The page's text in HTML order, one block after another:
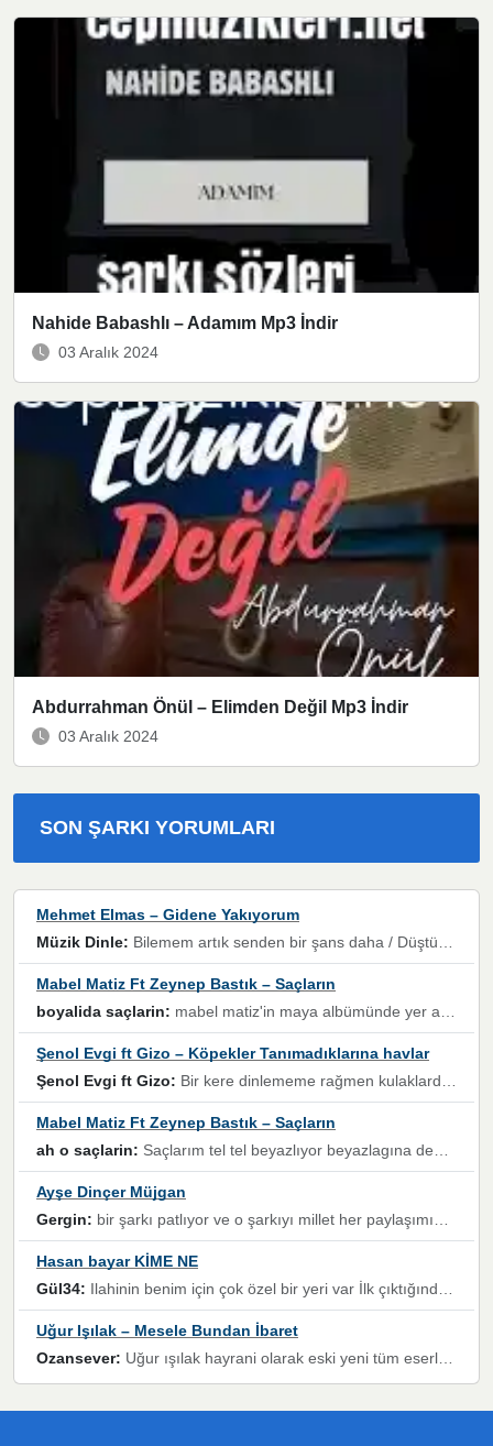
Nahide Babashlı – Adamım Mp3 İndir
03 Aralık 2024
Abdurrahman Önül – Elimden Değil Mp3 İndir
03 Aralık 2024
SON ŞARKI YORUMLARI
Mehmet Elmas – Gidene Yakıyorum
Müzik Dinle: Bilemem artık senden bir şans daha / Düştüğün zaman ben olmayacağım yanında” dizeleri, artık geçmişin tekrarına izin verilmeyeceğini, kişisel sınırların çizildiğini gösteriyor.
Mabel Matiz Ft Zeynep Bastık – Saçların
boyalida saçlarin: mabel matiz'in maya albümünde yer alan güzellerden. parça da şarkı hani! müzikal altyapısına vurulduğum, sözlerinde kaybolduğum bir parça olmuş.
Şenol Evgi ft Gizo – Köpekler Tanımadıklarına havlar
Şenol Evgi ft Gizo: Bir kere dinlememe rağmen kulaklardan gitmiyor sen sen sen sen kurban ol sen sen sen sen hayran ol yükses ses müzik dinleme sebebisiniz canlar bomba gibi patladınız maşallah
Mabel Matiz Ft Zeynep Bastık – Saçların
ah o saçlarin: Saçlarım tel tel beyazlıyor beyazlagına degil yanımda sen yoksun ona üzülüyorum günler bir bir geçiyor geçen günlere değil sensiz geçen günlere darılıyorum,Dinledikce asla kavusamayacagim ama asla unutamicagim sevdiğim adam için yanar içim
Ayşe Dinçer Müjgan
Gergin: bir şarkı patlıyor ve o şarkıyı millet her paylaşımın altına koyuyor ve öyle bir durum hal alıyor ki şarkıyı dinlemeden şarkıdan bikıyorsun Ama bu enteresan bir şekilde dillere dolanıyor millet olarak seviyoruz dertlerle boğuşurken bir yandan da göbek atmayi))) diyeceklerim bu kadar güzel hoş bir sayfa emeğinize sağlık arkadaşlar kolay gelsin
Hasan bayar KİME NE
Gül34: Ilahinin benim için çok özel bir yeri var İlk çıktığında komşum ne kadar yüksek sesle dinliyorsa orada duymuştum ve YouTube'dan aratıp Bu ilahiyi bulmuştum ve sonra müdavimi oldum günlük Ben de 3-5 kere dinleyip ezberleyip artık ilahiye bende eşlik ediyorum yüksek sesle Allah razı olsun hizmet nimettir Rabbim sizin zahmetlerinize de hayırlı nimetler versin Selam ve dua ile Allah'a emanet olun
Uğur Işılak – Mesele Bundan İbaret
Ozansever: Uğur ışılak hayrani olarak eski yeni tüm eserlerini keyifle huzurla dinleyenlerden birisiyim, emeğine saygı duyan gönül veren bunu en güzel şekilde sevenlerine ulaştıran siz değerli sayfa yöneticilerine de teşekkür ederim